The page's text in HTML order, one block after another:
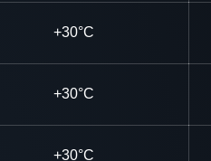
+30°C
+30°C
+30°C